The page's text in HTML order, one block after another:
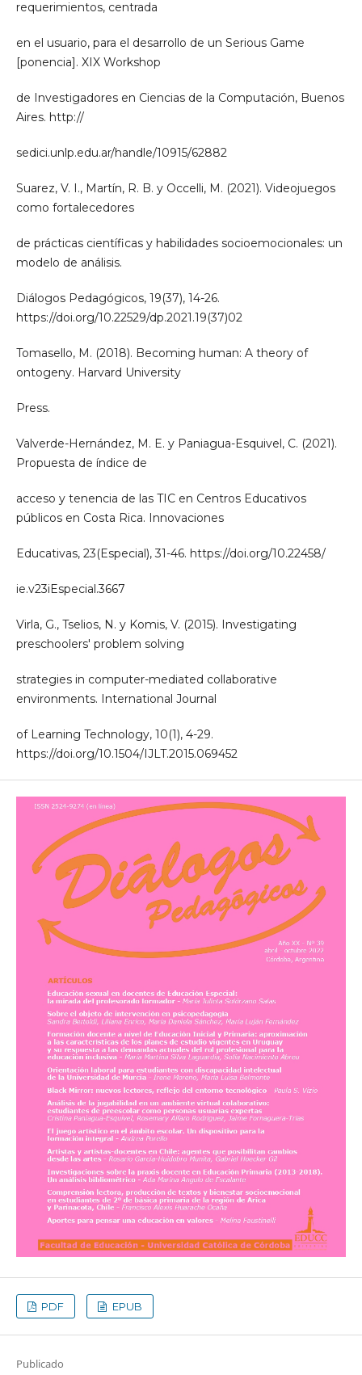
requerimientos, centrada
en el usuario, para el desarrollo de un Serious Game
[ponencia]. XIX Workshop
de Investigadores en Ciencias de la Computación, Buenos
Aires. http://
sedici.unlp.edu.ar/handle/10915/62882
Suarez, V. I., Martín, R. B. y Occelli, M. (2021). Videojuegos
como fortalecedores
de prácticas científicas y habilidades socioemocionales: un
modelo de análisis.
Diálogos Pedagógicos, 19(37), 14-26.
https://doi.org/10.22529/dp.2021.19(37)02
Tomasello, M. (2018). Becoming human: A theory of
ontogeny. Harvard University
Press.
Valverde-Hernández, M. E. y Paniagua-Esquivel, C. (2021).
Propuesta de índice de
acceso y tenencia de las TIC en Centros Educativos
públicos en Costa Rica. Innovaciones
Educativas, 23(Especial), 31-46. https://doi.org/10.22458/
ie.v23iEspecial.3667
Virla, G., Tselios, N. y Komis, V. (2015). Investigating
preschoolers' problem solving
strategies in computer-mediated collaborative
environments. International Journal
of Learning Technology, 10(1), 4-29.
https://doi.org/10.1504/IJLT.2015.069452
PDF EPUB
Publicado